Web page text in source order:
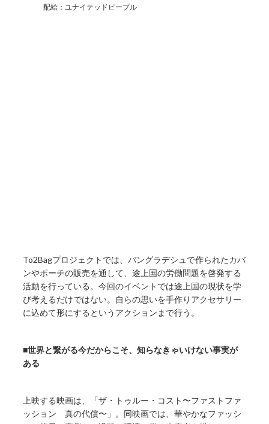
配給：ユナイテッドピープル
To2Bagプロジェクトでは、バングラデシュで作られたカバ
ンやポーチの販売を通して、途上国の労働問題を啓発する
活動を行っている。今回のイベントでは途上国の現状を学
び考えるだけではない。自らの思いを手作りアクセサリー
に込めて形にするというアクションまで行う。
■世界と繋がる今だからこそ、知らなきゃいけない事実が
ある
上映する映画は、「ザ・トゥルー・コスト〜ファストファ
ッション 真の代償〜」。同映画では、華やかなファッシ